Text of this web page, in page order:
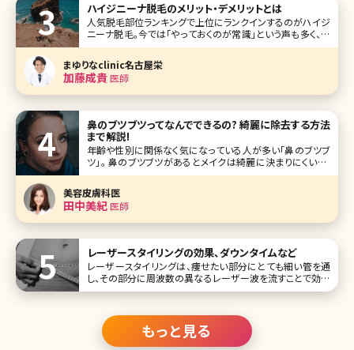
ハイジニーナ脱毛のメリット・デメリットとは
人気脱毛部位ランキングで上位にランクインするのがハイジ
ニーナ脱毛。今では「やっておくのが常識」という声も多く、ハ
イジニーナ脱毛に興味を持つ人が増えているといいます。 こ
こでは、ハイジニーナ脱毛についてよく知らないという人のた
めに、ハイジニーナ脱毛の基本情報のほか、やっておくことの
メリット、どこで受
まゆりなclinic名古屋栄
加藤成貴医師
鼻のブツブツってなんでできるの? 綺麗に除去する方法
まで解説!
年齢や性別に関係なく気になっている人が多い「鼻のブツブ
ツ」。 鼻のブツブツがあるとメイクは綺麗に決まりにくいし、
なんだか清潔感に欠ける印象に。そして鼻は顔の中心部分
なので他人から目につきやすく、接近戦では特に目立ってし
まいます。 そんなみんなのお悩みである鼻のブツブツを綺麗
にするための正
美容皮膚科医
田中美紀医師
レーザースタイリングの効果、ダウンタイムなど
レーザースタイリングは、痩せたい部分にとても細い管を通
し、その部分に周波数の異なるレーザー波を流すことで効率
的に痩せることができる脂肪溶解施術です。 私たちの体の中
いるのが脂肪細胞です。
もっと見る